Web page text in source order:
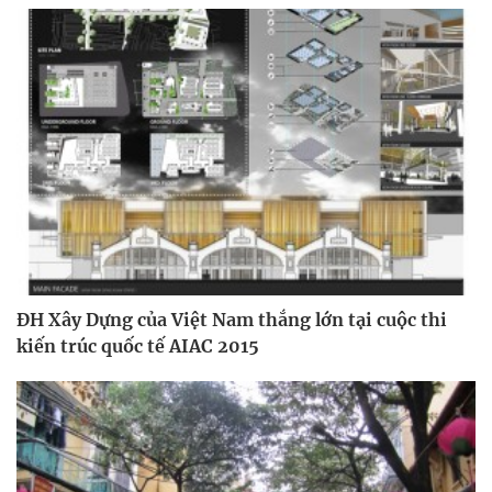
ĐH Xây Dựng của Việt Nam thắng lớn tại cuộc thi
kiến trúc quốc tế AIAC 2015